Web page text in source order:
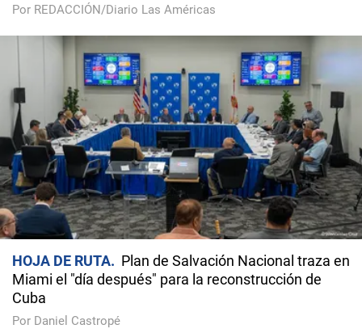
Por REDACCIÓN/Diario Las Américas
HOJA DE RUTA
Plan de Salvación Nacional traza en
Miami el "día después" para la reconstrucción de
Cuba
Por Daniel Castropé